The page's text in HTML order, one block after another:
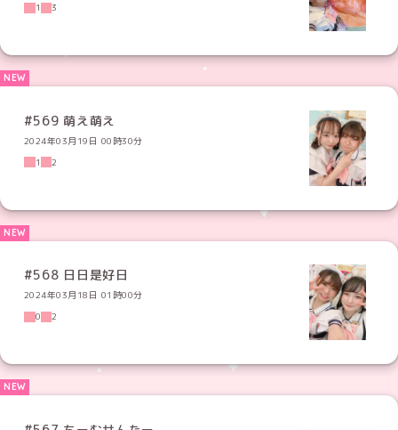
1
3
#569 萌え萌え
2024年03月19日 00時30分
1
2
#568 日日是好日
2024年03月18日 01時00分
0
2